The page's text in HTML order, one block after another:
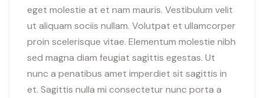
eget molestie at et nam mauris. Vestibulum velit
ut aliquam sociis nullam. Volutpat et ullamcorper
proin scelerisque vitae. Elementum molestie nibh
sed magna diam feugiat sagittis egestas. Ut
nunc a penatibus amet imperdiet sit sagittis in
et. Sagittis nulla mi consectetur nunc porta a